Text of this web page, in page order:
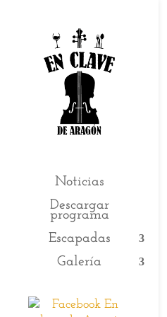
Noticias
Descargar
programa
Escapadas
Galería